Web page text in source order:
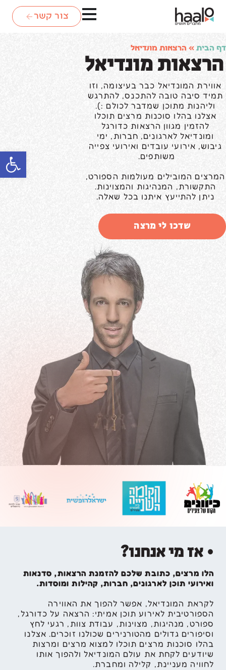
פתח
צור קשר
דף הבית » הרצאות מונדיאל
הרצאות מונדיאל
אווירת המונדיאל כבר בעיצומה, וזו
תמיד סיבה טובה להתכנס, להתרגש
וליהנות מתוכן שמדבר לכולם :).
אצלנו בהלו סוכנות מרצים תוכלו
להזמין מגוון הרצאות כדורגל
ומונדיאל לארגונים, חברות, ימי
גיבוש, אירועי עובדים ואירועי צפייה
משותפים.
המרצים המובילים מעולמות הספורט,
התקשורת, המנהיגות והמצוינות.
ניתן להתייעץ איתנו בכל שאלה.
שדכו לי מרצה
• אז מי אנחנו?
הלו מרצים, כתובת שלכם להזמנת הרצאות, סדנאות
ואירועי תוכן לארגונים, חברות, קהילות ומוסדות.
לקראת המונדיאל, אפשר להפוך את האווירה
הספורטיבית לאירוע תוכן אמיתי: הרצאה על כדורגל,
ספורט, מנהיגות, מצוינות, עבודת צוות, רגעי לחץ
וסיפורים גדולים מהטורנירים שכולנו זוכרים. אצלנו
בהלו סוכנות מרצים תוכלו למצוא מרצים ומרצות
שיודעים לקחת את עולם המונדיאל ולהפוך אותו
לחוויה מעניינת, קלילה ומחברת.